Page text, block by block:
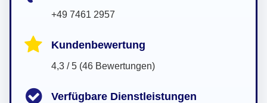
+49 7461 2957
Kundenbewertung
4,3 / 5 (46 Bewertungen)
Verfügbare Dienstleistungen